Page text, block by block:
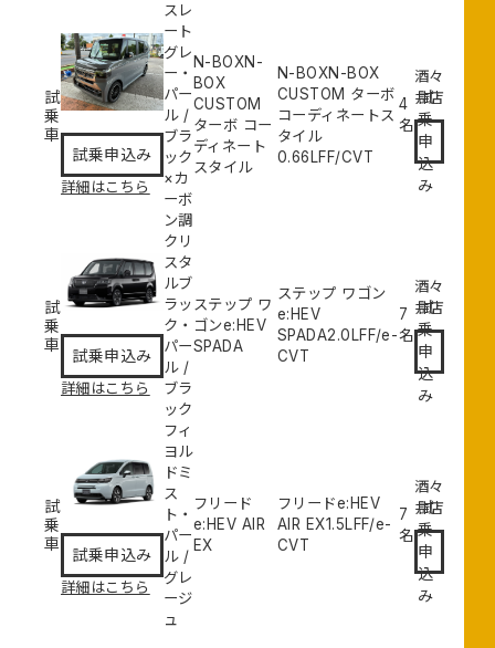
試
乗
車
試乗申込み
詳細はこちら
スレ
ート
グレ
ー・
パー
ル/
ブラ
ック
×カ
ーボ
ン調
N-BOXN-
BOX
CUSTOM
ターボ コー
ディネート
スタイル
N-BOXN-BOX
CUSTOM ターボ
コーディネートス
タイル
0.66LFF/CVT
4
名
酒々
井店
試
乗
申
込
み
試
乗
車
試乗申込み
詳細はこちら
クリ
スタ
ルブ
ラッ
ク・
パー
ル/
ブラ
ック
ステップ ワ
ゴンe:HEV
SPADA
ステップ ワゴン
e:HEV
SPADA2.0LFF/e-
CVT
7
名
酒々
井店
試
乗
申
込
み
試
乗
車
試乗申込み
詳細はこちら
フィ
ヨル
ドミ
ス
ト・
パー
ル/
グレ
ージ
ュ
フリード
e:HEV AIR
EX
フリードe:HEV
AIR EX1.5LFF/e-
CVT
7
名
酒々
井店
試
乗
申
込
み